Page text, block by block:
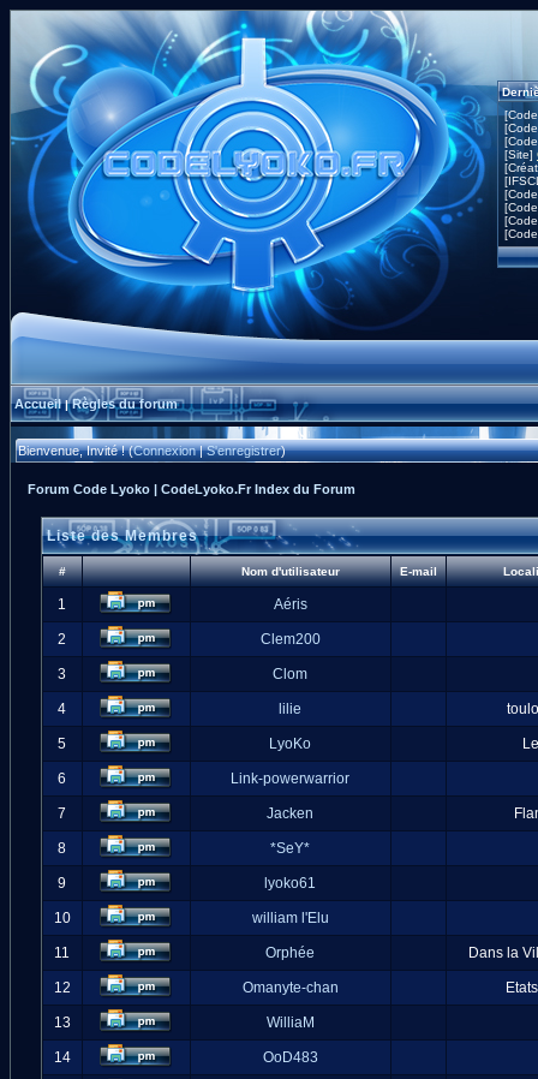
[Site]
Accueil|Règles du forum
Bienvenue, Invité ! (Connexion|S'enregistrer)
Forum Code Lyoko | CodeLyoko.Fr Index du Forum
Liste des Membres
# Nom d'utilisateur E-mail
1 Aéris
2 Clem200
3 Clom
4 lilie
5 LyoKo
6 Link-powerwarrior
7 Jacken
8 *SeY*
9 lyoko61
10 william l'Elu
11 Orphée Dans la
12 Omanyte-chan
13 WilliaM
14 OoD483